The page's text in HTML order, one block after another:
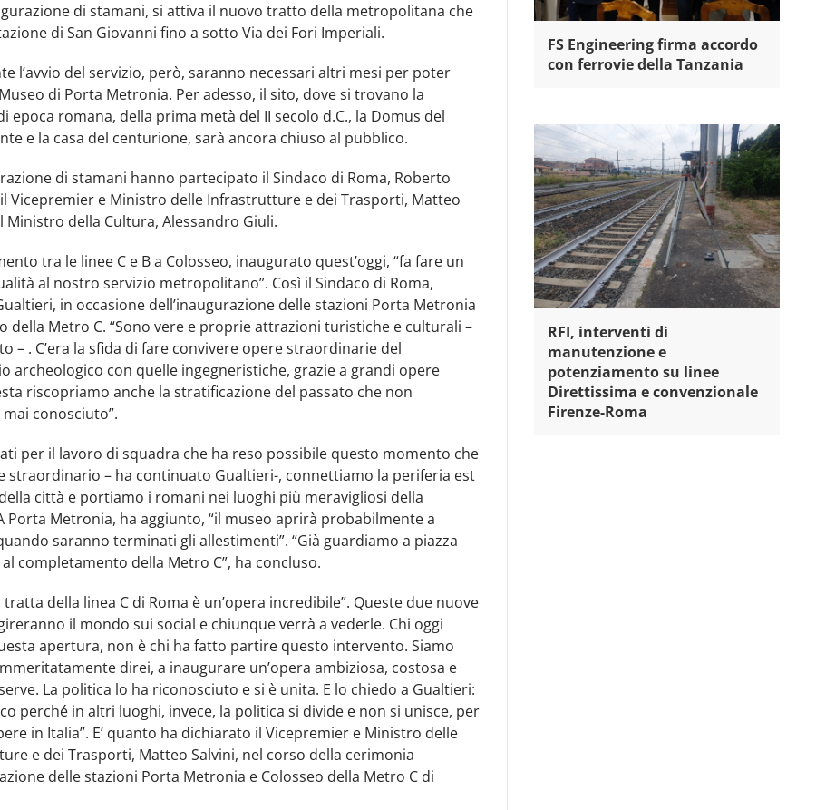
di stamani, si attiva il nuovo tratto della metropolitana che
di San Giovanni fino a sotto Via dei Fori Imperiali.
l’avvio del servizio, però, saranno necessari altri mesi per poter
di Porta Metronia. Per adesso, il sito, dove si trovano la
epoca romana, della prima metà del II secolo d.C., la Domus del
e la casa del centurione, sarà ancora chiuso al pubblico.
di stamani hanno partecipato il Sindaco di Roma, Roberto
Vicepremier e Ministro delle Infrastrutture e dei Trasporti, Matteo
Ministro della Cultura, Alessandro Giuli.
tra le linee C e B a Colosseo, inaugurato quest’oggi, “fa fare un
al nostro servizio metropolitano”. Così il Sindaco di Roma,
in occasione dell’inaugurazione delle stazioni Porta Metronia
della Metro C. “Sono vere e proprie attrazioni turistiche e culturali –
– . C’era la sfida di fare convivere opere straordinarie del
archeologico con quelle ingegneristiche, grazie a grandi opere
riscopriamo anche la stratificazione del passato che non
conosciuto”.
per il lavoro di squadra che ha reso possibile questo momento che
straordinario – ha continuato Gualtieri-, connettiamo la periferia est
città e portiamo i romani nei luoghi più meravigliosi della
Porta Metronia, ha aggiunto, “il museo aprirà probabilmente a
saranno terminati gli allestimenti”. “Già guardiamo a piazza
al completamento della Metro C”, ha concluso.
tratta della linea C di Roma è un’opera incredibile”. Queste due nuove
il mondo sui social e chiunque verrà a vederle. Chi oggi
apertura, non è chi ha fatto partire questo intervento. Siamo
direi, a inaugurare un’opera ambiziosa, costosa e
La politica lo ha riconosciuto e si è unita. E lo chiedo a Gualtieri:
perché in altri luoghi, invece, la politica si divide e non si unisce, per
in Italia”. E’ quanto ha dichiarato il Vicepremier e Ministro delle
e dei Trasporti, Matteo Salvini, nel corso della cerimonia
delle stazioni Porta Metronia e Colosseo della Metro C di
FS Engineering firma accordo
con ferrovie della Tanzania
RFI, interventi di
manutenzione e
potenziamento su linee
Direttissima e convenzionale
Firenze-Roma